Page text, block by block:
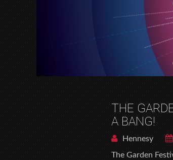
THE
A BANG!
Hennesy
The Garden